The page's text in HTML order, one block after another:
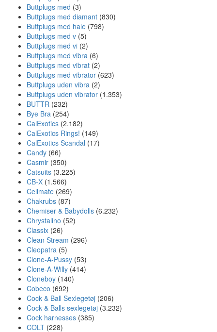
Buttplugs med (3)
Buttplugs med diamant (830)
Buttplugs med hale (798)
Buttplugs med v (5)
Buttplugs med vi (2)
Buttplugs med vibra (6)
Buttplugs med vibrat (2)
Buttplugs med vibrator (623)
Buttplugs uden vibra (2)
Buttplugs uden vibrator (1.353)
BUTTR (232)
Bye Bra (254)
CalExotics (2.182)
CalExotics Rings! (149)
CalExotics Scandal (17)
Candy (66)
Casmir (350)
Catsuits (3.225)
CB-X (1.566)
Cellmate (269)
Chakrubs (87)
Chemiser & Babydolls (6.232)
Chrystalino (52)
Classix (26)
Clean Stream (296)
Cleopatra (5)
Clone-A-Pussy (53)
Clone-A-Willy (414)
Cloneboy (140)
Cobeco (692)
Cock & Ball Sexlegetøj (206)
Cock & Balls sexlegetøj (3.232)
Cock harnesses (385)
COLT (228)